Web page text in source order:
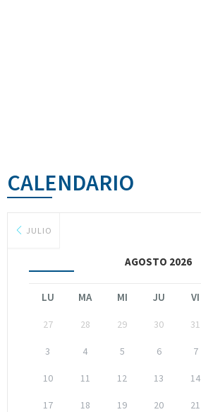
CALENDARIO
JULIO
AGOSTO 2026
LU MA MI JU VI
27 28 29 30 31
3 4 5 6 7
10 11 12 13 14
17 18 19 20 21